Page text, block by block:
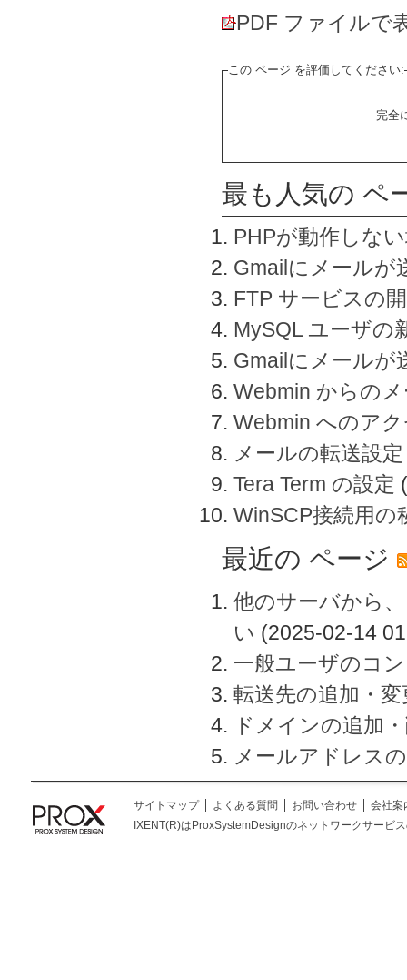
PDF ファイルで
この ページ を評価してください:
完全
最も人気の ペ
PHPが動作しな
Gmailにメールが
FTP サービスの
MySQL ユーザの
Gmailにメールが
Webmin からの
Webmin へのア
メールの転送設定
Tera Term の設定
WinSCP接続用の
最近の ページ
他のサーバから
い (2025-02-14
一般ユーザのコ
転送先の追加・
ドメインの追加
メールアドレス
サイトマップ よくある質問 お問い合わせ
会社案
IXENT(R)はProxSystemDesignのネットワークサービ